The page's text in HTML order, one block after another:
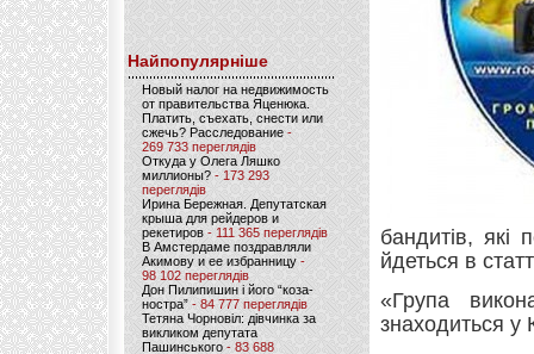
Найпопулярніше
Новый налог на недвижимость
от правительства Яценюка.
Платить, съехать, снести или
сжечь? Расследование-
269 733 переглядів
Откуда у Олега Ляшко
миллионы? - 173 293
переглядів
Ирина Бережная. Депутатская
крыша для рейдеров и
рекетиров - 111 365 переглядів
В Амстердаме поздравляли
Акимову и ее избранницу -
98 102 переглядів
Дон Пилипишин і його “коза-
ностра” - 84 777 переглядів
Тетяна Чорновіл: дівчинка за
викликом депутата
Пашинського- 83 688
бандитів,
йдеться в
«Група
знаходиться